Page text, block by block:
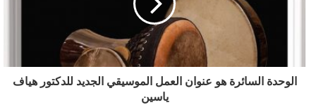
الوحدة السائرة هو عنوان العمل الموسيقي الجديد للدكتور هياف
ياسين